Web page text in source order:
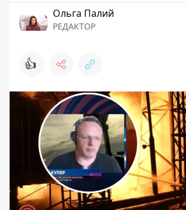
Ольга Палий
РЕДАКТОР
👍